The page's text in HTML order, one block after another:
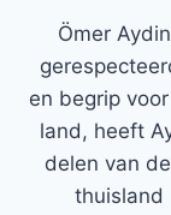
Ömer
en begrip
land, heeft
delen van
thuisland